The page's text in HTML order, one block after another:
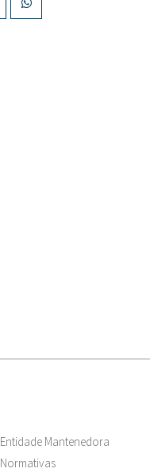
Entidade Mantenedora
Normativas